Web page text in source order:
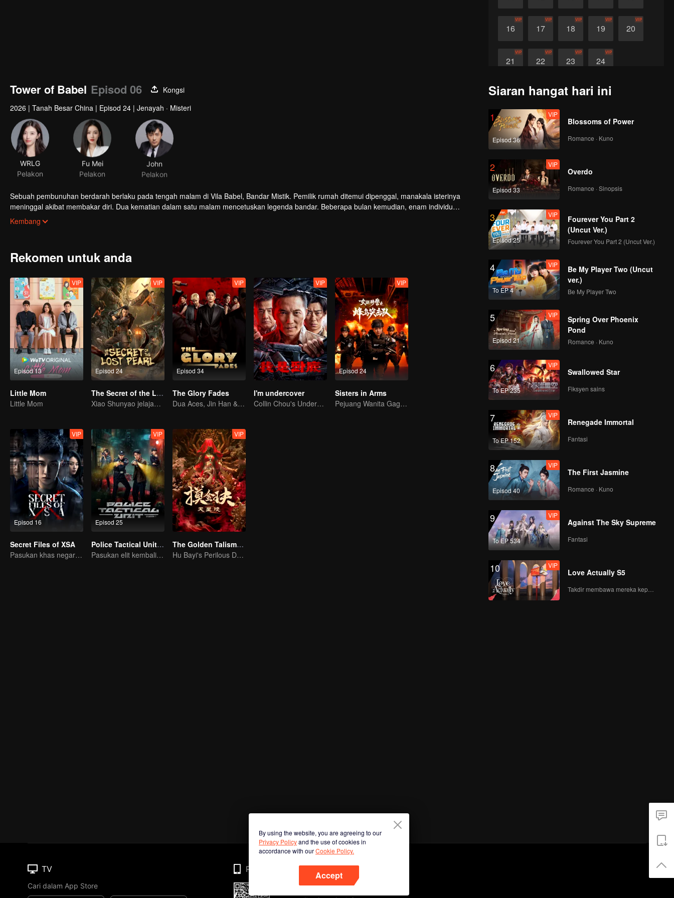
16
VIP
17
VIP
18
VIP
19
VIP
20
VIP
21
VIP
22
VIP
23
VIP
24
VIP
Tower of Babel Episod 06
Kongsi
2026 | Tanah Besar China | Episod 24 | Jenayah · Misteri
WRLG
Pelakon
Fu Mei
Pelakon
John
Pelakon
Sebuah pembunuhan berdarah berlaku pada tengah malam di Vila Babel, Bandar Mistik. Pemilik rumah ditemui dipenggal, manakala isterinya
meninggal akibat membakar diri. Dua kematian dalam satu malam mencetuskan legenda bandar. Beberapa bulan kemudian, enam individu
berkumpul di Towel of Babel untuk mencari kebenaran di sebalik wasiat, tanpa menyedari bahawa mereka sebenarnya telah melangkah ke dalam
jerat takdir. Apabila rahsia mula terbongkar dan bahaya mengintai di setiap bayang, tiada seorang pun yang akan selamat. Di sebalik labirin
Kembang
Rekomen untuk anda
Episod 13
VIP
Little Mom
Little Mom
Episod 24
VIP
The Secret of the Lost Pearl
Xiao Shunyao jelajah cari harta, pecahkan sumpahan darah!
Episod 34
VIP
The Glory Fades
Dua Aces, Jin Han & Zhou Junwei, Menakluk Dunia!
VIP
I'm undercover
Collin Chou's Undercover War
Episod 24
VIP
Sisters in Arms
Pejuang Wanita Gagah: Hancurkan Kejahatan!
Episod 16
VIP
Secret Files of XSA
Pasukan khas negara tumpaskan komplot pengintipan
Episod 25
VIP
Police Tactical Unit Season 1
Pasukan elit kembali beraksi! Satu demi satu kes pelik terbongkar!
VIP
The Golden Talisman: Star Tomb
Hu Bayi's Perilous Decryption
Siaran hangat hari ini
1
Episod 36
VIP
Blossoms of Power
Romance · Kuno
2
Episod 33
VIP
Overdo
Romance · Sinopsis
3
Episod 25
VIP
Fourever You Part 2
(Uncut Ver.)
Fourever You Part 2 (Uncut Ver.)
4
To EP 4
VIP
Be My Player Two (Uncut
ver.)
Be My Player Two
5
Episod 21
VIP
Spring Over Phoenix
Pond
Romance · Kuno
6
To EP 235
VIP
Swallowed Star
Fiksyen sains
7
To EP 152
VIP
Renegade Immortal
Fantasi
8
Episod 40
VIP
The First Jasmine
Romance · Kuno
9
To EP 534
VIP
Against The Sky Supreme
Fantasi
10 VIP
Love Actually S5
Takdir membawa mereka kepada cinta yang tulus!
By using the website, you are agreeing to our
Privacy Policyand the use of cookies in
accordance with ourCookie Policy.
Accept
TV
Cari dalam App Store
Phone